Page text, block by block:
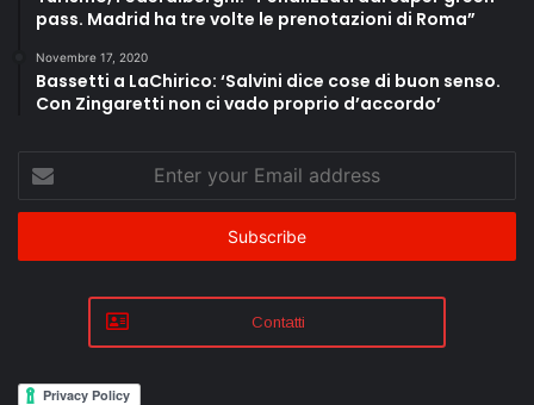
pass. Madrid ha tre volte le prenotazioni di Roma”
Novembre 17, 2020
Bassetti a LaChirico: ‘Salvini dice cose di buon senso.
Con Zingaretti non ci vado proprio d’accordo’
your
Email
Contatti